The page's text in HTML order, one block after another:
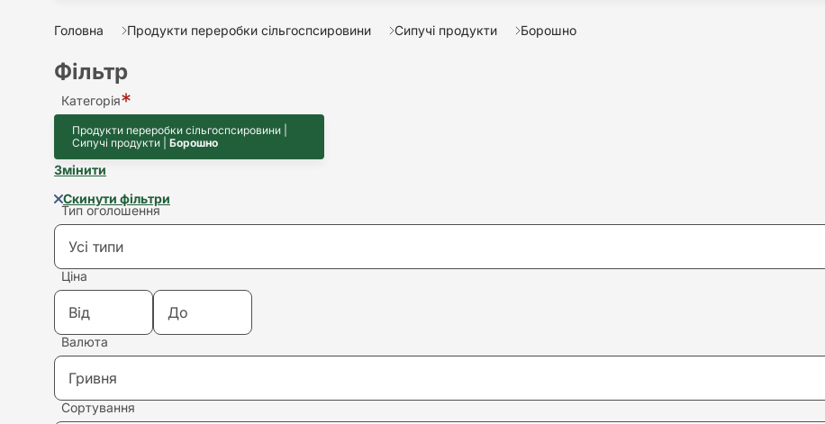
Головна Продукти переробки сільгоспсировини Сипучі продукти Борошно
Фільтр
Категорія
Продукти переробки сільгоспсировини |
Сипучі продукти | Борошно
Змінити
Скинути фільтри
Тип оголошення
Усі типи
Купівля
Продаж
Ціна
Валюта
Гривня
Сортування